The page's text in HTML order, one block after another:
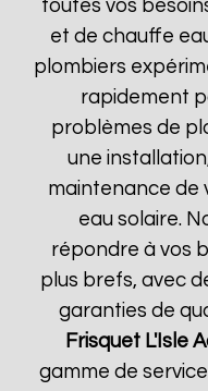
toutes vos
et de chauffe
plombiers
rapidement
problèmes de
une
maintenance de
eau solaire.
répondre à vos
plus brefs, avec
garanties de
Frisquet L'Isle
gamme de